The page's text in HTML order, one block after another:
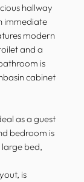
hallway
immediate
modern
and a
is
cabinet
as a guest
bedroom is
bed,
is